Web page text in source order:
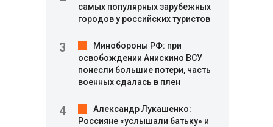
самых популярных зарубежных
городов у российских туристов
Минобороны РФ: при
освобождении Анискино ВСУ
понесли большие потери, часть
военных сдалась в плен
Александр Лукашенко:
Россияне «услышали батьку» и